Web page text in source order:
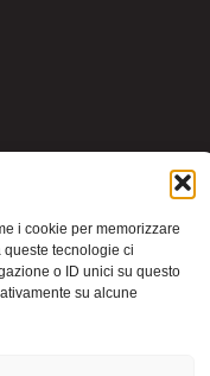
i cookie per memorizzare
tecnologie ci
o ID unici su questo
su alcune